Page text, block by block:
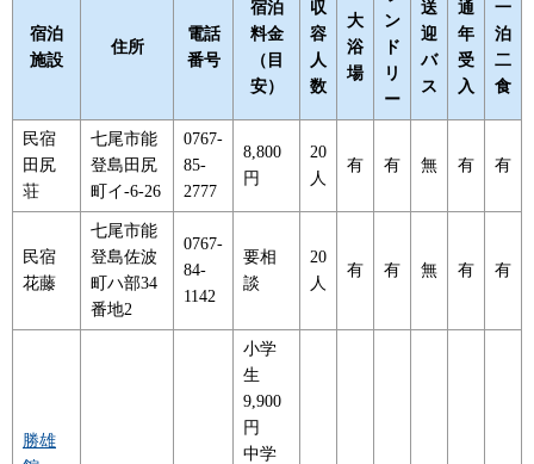
宿泊
施設
住所
電話
番号
宿泊
料金
（目
安）
収
容
人
数
大
浴
場
ン
ド
リ
ー
送
迎
バ
ス
通
年
受
入
一
泊
二
食
民宿
田尻
荘
七尾市能
登島田尻
町イ-6-26
0767-
85-
2777
8,800
円
20
人
有 有 無 有 有
民宿
花藤
七尾市能
登島佐波
町ハ部34
番地2
0767-
84-
1142
要相
談
20
人
有 有 無 有 有
勝雄
小学
生
9,900
円
中学